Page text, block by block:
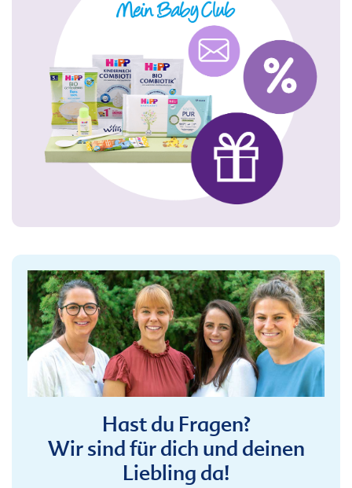
Hast du Fragen?
Wir sind für dich und deinen
Liebling da!